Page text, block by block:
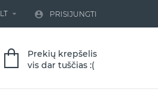
LT   PRISIJUNGTI
Prekių krepšelis
vis dar tuščias :(